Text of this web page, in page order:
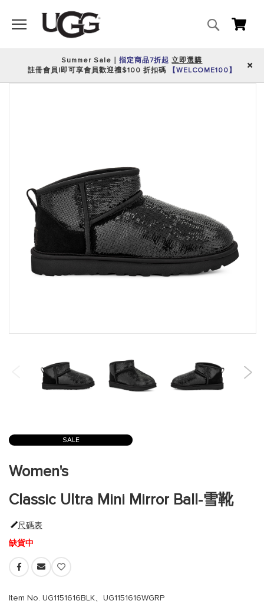
搜
我
Summer Sale｜指定商品7折起立即選購
註冊會員|即可享會員歡迎禮$100 折扣碼
【WELCOME100】
SALE
到
庫
開
Women's
Classic Ultra Mini Mirror Ball-雪靴
尺碼表
缺貨中
Item No. UG1151616BLK、UG1151616WGRP